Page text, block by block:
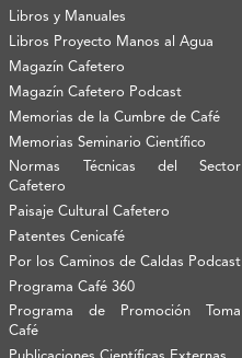
Libros y Manuales
Libros Proyecto Manos al Agua
Magazín Cafetero
Magazín Cafetero Podcast
Memorias de la Cumbre de Café
Memorias Seminario Científico
Normas Técnicas del Sector
Cafetero
Paisaje Cultural Cafetero
Patentes Cenicafé
Por los Caminos de Caldas Podcast
Programa Café 360
Programa de Promoción Toma
Café